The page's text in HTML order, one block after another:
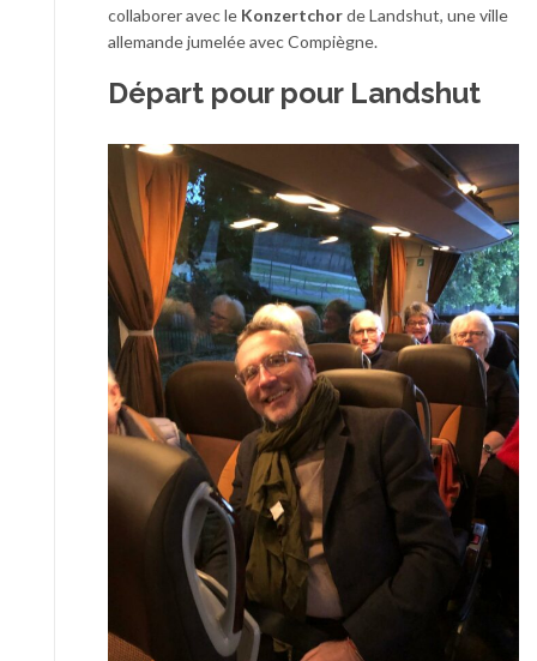
collaborer avec le Konzertchorde Landshut, une ville
allemande jumelée avec Compiègne.
Départ pour pour Landshut